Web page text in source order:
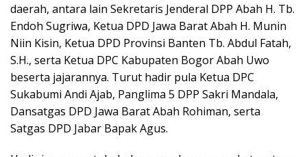
daerah, antara lain Sekretaris Jenderal DPP Abah H. Tb.
Endoh Sugriwa, Ketua DPD Jawa Barat Abah H. Munin
Niin Kisin, Ketua DPD Provinsi Banten Tb. Abdul Fatah,
S.H., serta Ketua DPC Kabupaten Bogor Abah Uwo
beserta jajarannya. Turut hadir pula Ketua DPC
Sukabumi Andi Ajab, Panglima 5 DPP Sakri Mandala,
Dansatgas DPD Jawa Barat Abah Rohiman, serta
Satgas DPD Jabar Bapak Agus.